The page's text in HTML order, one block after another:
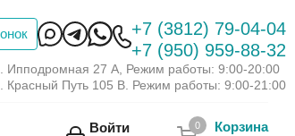
+7 (3812) 79-04-04
+7 (950) 959-88-32
Ипподромная 27 А, Режим работы: 9:00-20:00
Красный Путь 105 В. Режим работы: 9:00-21:00
Войти Корзина
0